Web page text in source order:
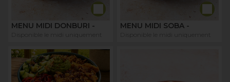
MENU MIDI DONBURI - MENU MIDI SOBA -